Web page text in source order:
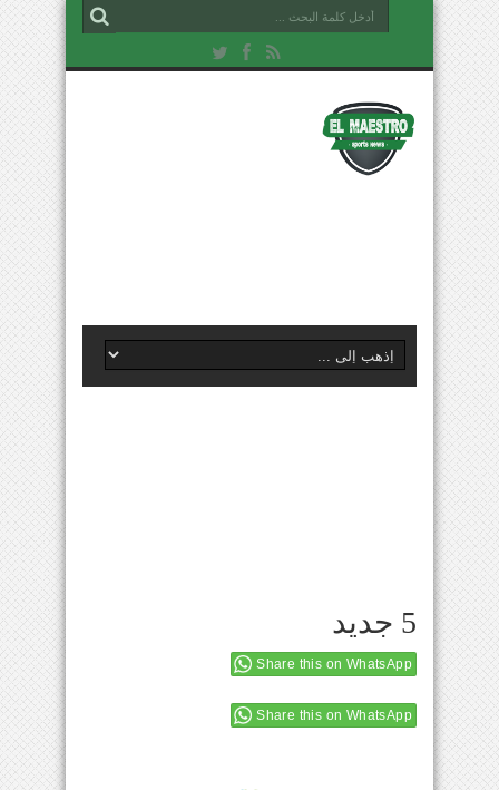
5 جديد
Share this on WhatsApp
Share this on WhatsApp